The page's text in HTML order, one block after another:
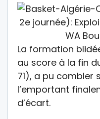
La formation
au score à la fin
71), a pu combler
l’emportant
d’écart.